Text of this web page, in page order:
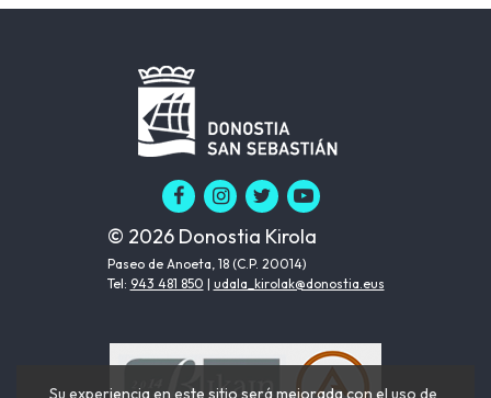
© 2026 Donostia Kirola
Paseo de Anoeta, 18 (C.P. 20014)
Tel: 943 481 850 | udala_kirolak@donostia.eus
Su experiencia en este sitio será mejorada con el uso de